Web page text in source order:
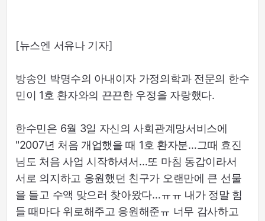
[뉴스엔 서유나 기자]
방송인 박명수의 아내이자 가정의학과 전문의 한수
민이 1호 환자와의 끈끈한 우정을 자랑했다.
한수민은 6월 3일 자신의 사회관계망서비스에
"2007년 처음 개업했을 때 1호 환자분…그때 효진
님도 처음 사업 시작하셔서…또 마침 동갑이라서
서로 의지하고 응원했던 친구가 오랜만에 큰 선물
을 들고 수액 맞으러 찾아왔다…ㅠㅠ 내가 정말 힘
들 때마다 위로해주고 응원해준ㅠ 너무 감사하고